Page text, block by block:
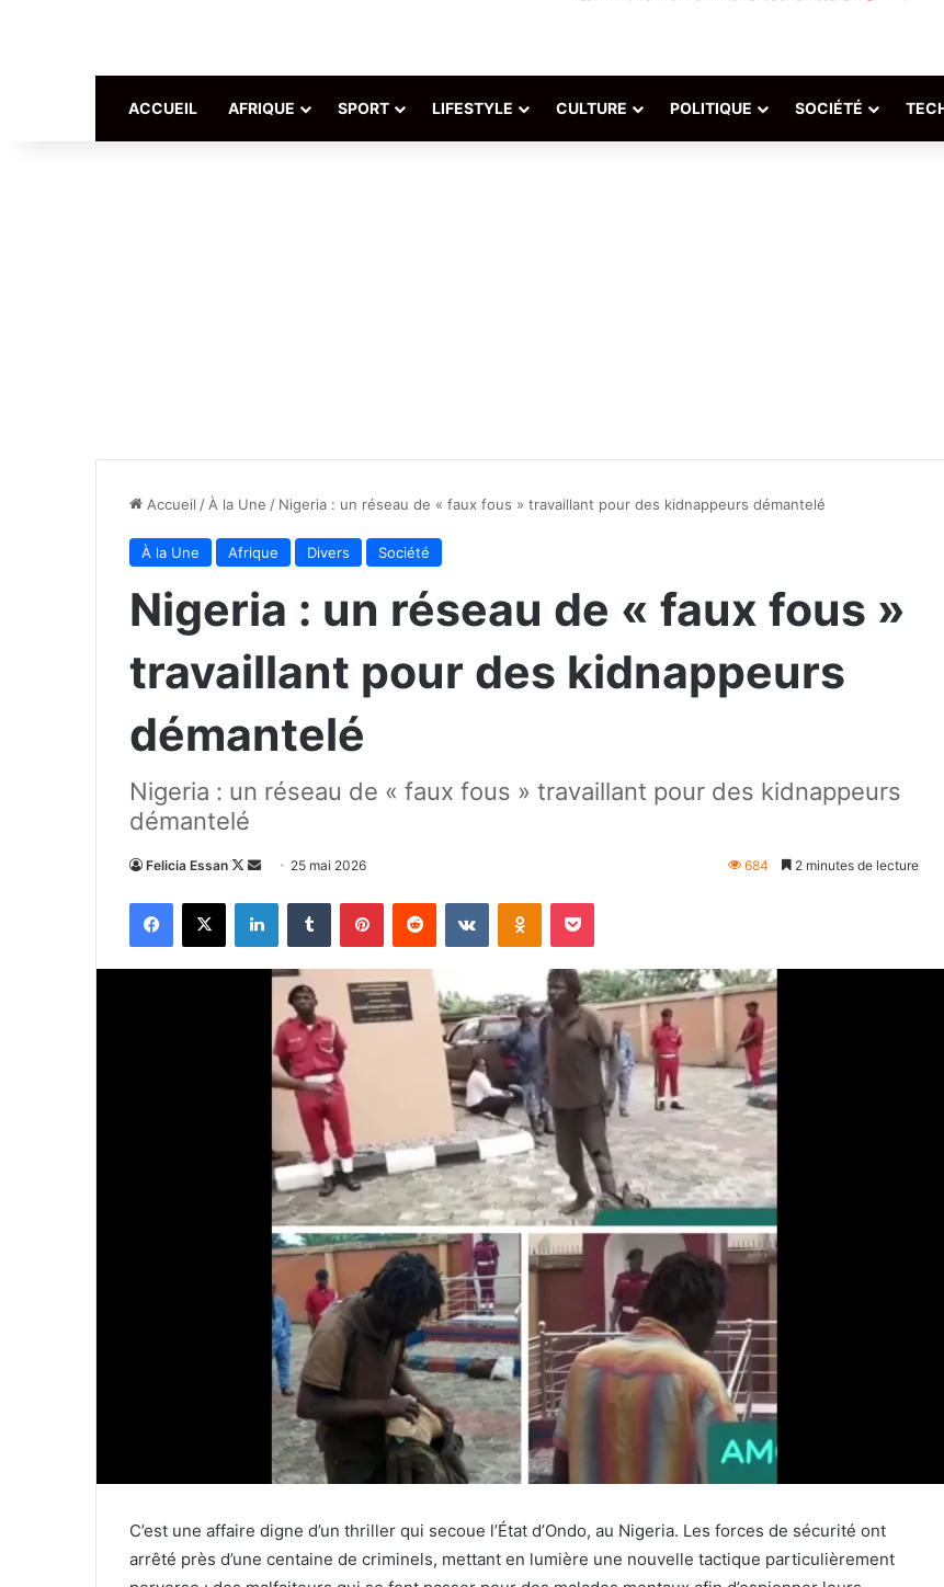
ACCUEIL AFRIQUE SPORT LIFESTYLE CULTURE POLITIQUE SOCIÉTÉ
Accueil / À la Une / Nigeria : un réseau de « faux fous » travaillant pour des kidnappeurs démantelé
À la Une Afrique Divers Société
Nigeria : un réseau de « faux fous »
travaillant pour des kidnappeurs
démantelé
Nigeria : un réseau de « faux fous » travaillant pour des kidnappeurs
démantelé
Felicia Essan
Follow
X
Envoyer25 mai 2026 684 2 minutes de lecture
Facebook
X LinkedinTumblr PinterestReddit VKontakteOdnoklassniki
Pocket
C’est une affaire digne d’un thriller qui secoue l’État d’Ondo, au Nigeria. Les forces de sécurité ont
arrêté près d’une centaine de criminels, mettant en lumière une nouvelle tactique particulièrement